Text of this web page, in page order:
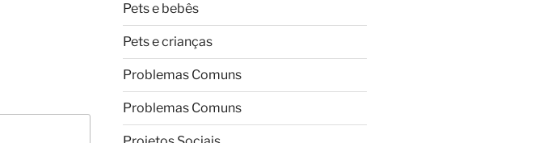
Pets e bebês
Pets e crianças
Problemas Comuns
Problemas Comuns